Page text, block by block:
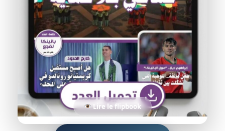
Lire le flipbook